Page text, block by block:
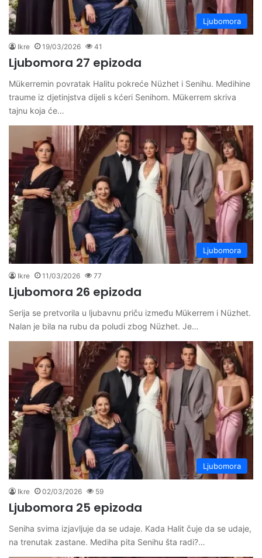
Ljubomora
Ikre 19/03/2026 41
Ljubomora 27 epizoda
Mükerremin povratak Halitu pokreće Nüzhet i Senihu. Medihine
traume iz djetinjstva dijeli s kćeri Senihom. Mükerrem skriva
tajnu koja će…
Ljubomora
Ikre 11/03/2026 77
Ljubomora 26 epizoda
Serija se pretvorila u ljubavnu priču između Mükerrem i Nüzhet.
Nalan je bila na rubu da poludi zbog Nüzhet. Je…
Ljubomora
Ikre 02/03/2026 59
Ljubomora 25 epizoda
Seniha svima izjavljuje da se udaje. Kada Halit čuje da se udaje,
na trenutak zastane. Mediha pita Senihu šta radi?…